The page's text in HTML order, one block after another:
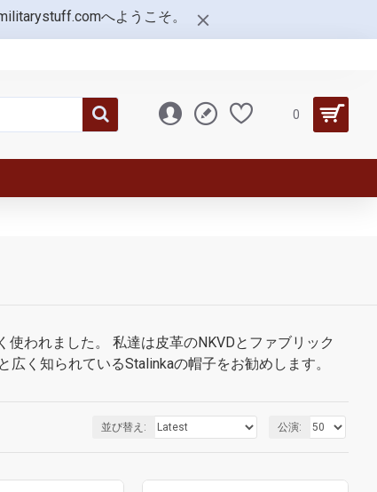
へようこそ。
0
われました。 私達は皮革のNKVDとファブリック
く知られているStalinkaの帽子をお勧めします。
並び替え: 公演: